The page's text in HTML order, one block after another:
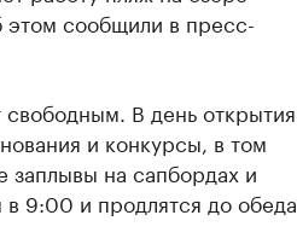
этом сообщили в пресс-
В день открытия
и конкурсы, в том
заплывы на сапбордах и
9:00 и продлятся до обеда.